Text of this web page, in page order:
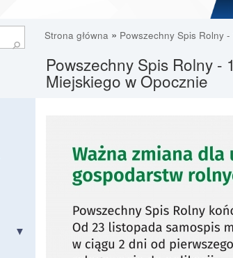
⚲
Strona główna » Powszechny Spis Rolny
Powszechny Spis Rolny
Miejskiego w Opocznie